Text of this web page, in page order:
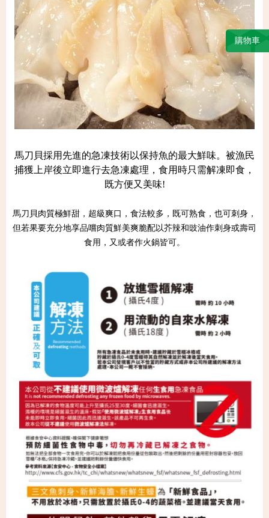
購物車
馬刀貝採用先進的急凍技術以保持魚的最大鮮味。被漁民
捕獲上岸後立即進行去急凍處理，食用時只需解凍即食，
既方便又美味!
馬刀貝肉質極鮮甜，超級爽口，食法較多，既可熟食，也可刺身，
但若果要充分地享品嚐肉質鮮美爽脆配以芥辣和豉油作刺身或壽司
食用，又或者作火鍋皆可。